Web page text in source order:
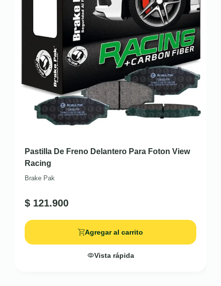
Pastilla De Freno Delantero Para Foton View
Racing
Brake Pak
$ 121.900
Agregar al carrito
Vista rápida